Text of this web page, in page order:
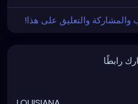
والمشاركة والتعليق على هذا!
رابطًا